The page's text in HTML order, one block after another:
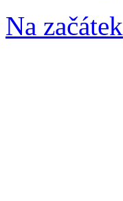
Na začátek